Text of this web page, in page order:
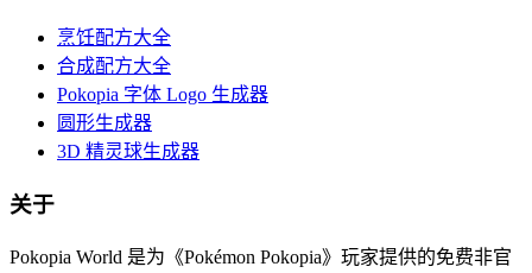
烹饪配方大全
合成配方大全
Pokopia 字体 Logo 生成器
圆形生成器
3D 精灵球生成器
关于
Pokopia World 是为《Pokémon Pokopia》玩家提供的免费非官